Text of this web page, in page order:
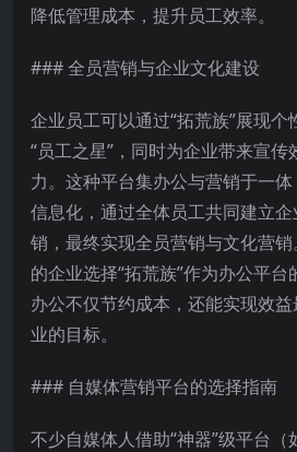
降低管理成本，提升员工效率。
### 全员营销与企业文化建设
企业员工可以通过“拓荒族”展现
“员工之星”，同时为企业带来宣
力。这种平台集办公与营销于一
信息化，通过全体员工共同建立
销，最终实现全员营销与文化营
的企业选择“拓荒族”作为办公平
办公不仅节约成本，还能实现效
业的目标。
### 自媒体营销平台的选择指南
不少自媒体人借助“神器”级平台